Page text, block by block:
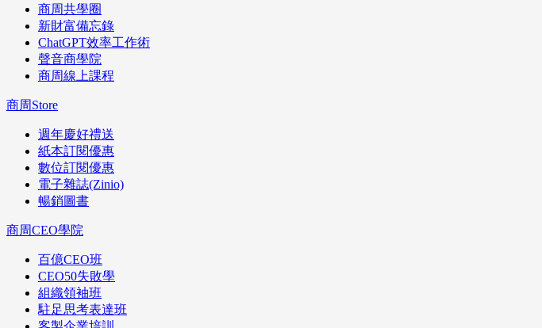
商周共學圈
新財富備忘錄
ChatGPT效率工作術
聲音商學院
商周線上課程
商周Store
週年慶好禮送
紙本訂閱優惠
數位訂閱優惠
電子雜誌(Zinio)
暢銷圖書
商周CEO學院
百億CEO班
CEO50失敗學
組織領袖班
駐足思考表達班